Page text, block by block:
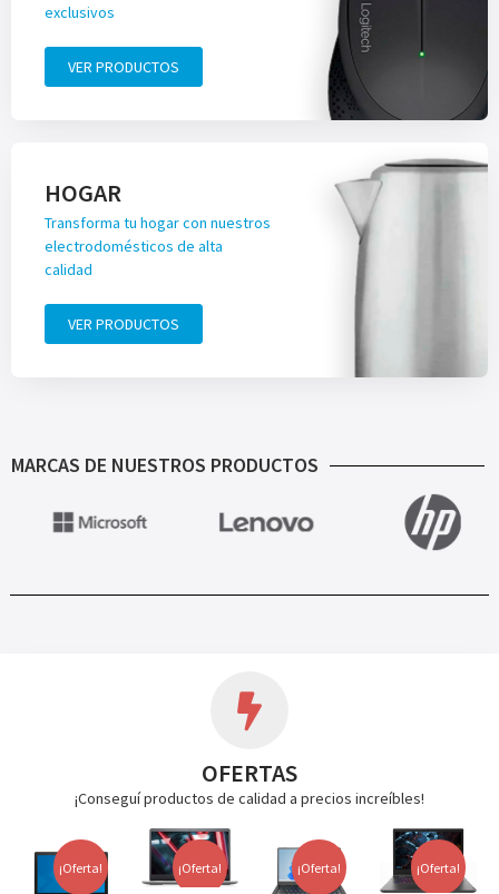
exclusivos
VER PRODUCTOS
HOGAR
Transforma tu hogar con nuestros
electrodomésticos de alta
calidad
VER PRODUCTOS
MARCAS DE NUESTROS PRODUCTOS
OFERTAS
¡Conseguí productos de calidad a precios increíbles!
¡Oferta! ¡Oferta! ¡Oferta! ¡Oferta!